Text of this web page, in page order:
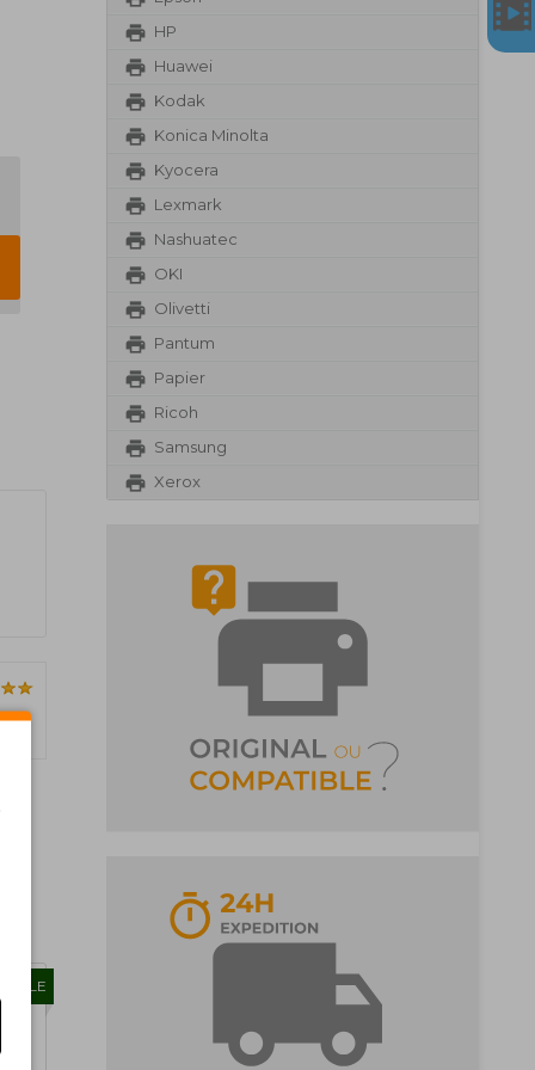
HP
Huawei
Kodak
Konica Minolta
Kyocera
Lexmark
Nashuatec
OKI
Olivetti
Pantum
Papier
Ricoh
Samsung
Xerox